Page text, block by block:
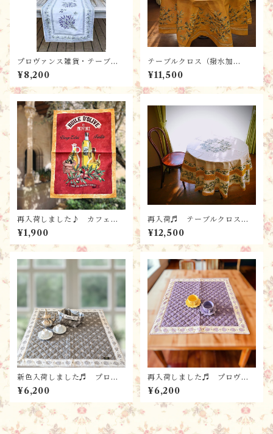
プロヴァンス雑貨・テーブル
ランナー (150x45) ジャガ
ード・ Grignan (ラベンダ
ー）/ フランスL'Ensoleillad
¥8,200
テーブルクロス（撥水加
工）・円形 / CLOS DES
OLIVIERS オリーブ・ジョ
ヌ プロヴァンス雑貨 ＊フ
ソレイヤード社
¥11,500
再入荷しました♪ カフェク
ロス・ティータオル / オリ
ーブオイル （テラコッタ）/
プロヴァンス雑貨 ＊フラ
イヤード社
¥1,900
再入荷♬ テーブルクロス
（撥水加工）・円形 / GAR
ANCEオリーブ・ジョヌ プ
ロヴァンス雑貨 ＊フラン
イヤード社
¥12,500
新色入荷しました♬ プロヴ
ァンス雑貨・テーブルセンタ
ー（72x72cm) マルチカバ
ー・マット ・ GARLABAN
グリ / フランスL'Ensoleill
ade社
¥6,200
再入荷しました♬ プロヴァ
ンス雑貨・テーブルセンター
（72x72cm) マルチカバー・
マット ・ GARLABAN (ラ
ヴェンダー・パープル）/ フ
ランスL'Ensoleillade社
¥6,200